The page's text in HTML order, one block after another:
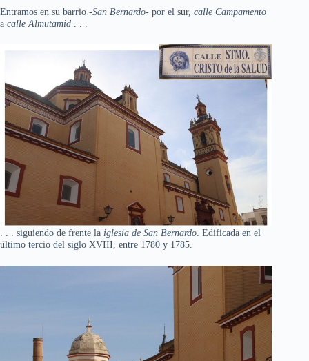
Entramos en su barrio -San Bernardo- por el sur, calle Campamento
a calle Almutamid
. . . siguiendo de frente la iglesia de San Bernardo . Edificada en el
último tercio del siglo XVIII, entre 1780 y 1785.